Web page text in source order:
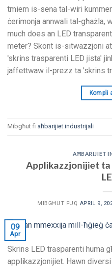
tmiem is-sena tal-wiri
ċerimonja annwali tal-għażla,
much does an LED
meter? Skont is-sitwazzjoni
'skrins trasparenti LED jista'
jaffettwaw il-prezz ta 'skrins
Kompli
Mibgħut fi aħbarijiet industrijali
AĦBARIJIET
Applikazzjonijiet
MIBGĦUT FUQ APRIL 9,
09
Apr
Skrins LED trasparenti huma
applikazzjonijiet. Hawn